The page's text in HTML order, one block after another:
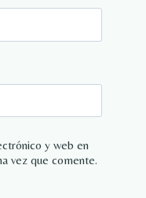
y web en
vez que comente.